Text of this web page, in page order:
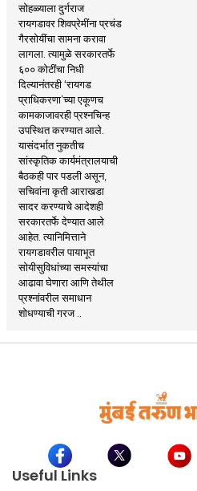
सोहळ्याला दुर्गराज
रायगडावर शिवप्रेमींना प्रचंड
गैरसोयींचा सामना करावा
लागला. त्यामुळे सरकारतर्फे
६०० कोटींचा निधी
दिल्यानंतरही ‘रायगड
प्राधिकरणा’च्या एकूणच
कामकाजावरही प्रश्नचिन्ह
उपस्थित करण्यात आले.
यासंदर्भात नुकतीच
सांस्कृतिक कार्यमंत्रालयाची
बैठकही पार पडली असून,
सचिवांना कृती आराखडा
सादर करण्याचे आदेशही
सरकारतर्फे देण्यात आले
आहेत. त्यानिमित्ताने
रायगडावरील पायाभूत
सोयीसुविधांच्या समस्यांचा
आढावा घेणारा आणि तेथील
प्रश्नांवरील समाधान
शोधण्याची गरज ..
Useful Links